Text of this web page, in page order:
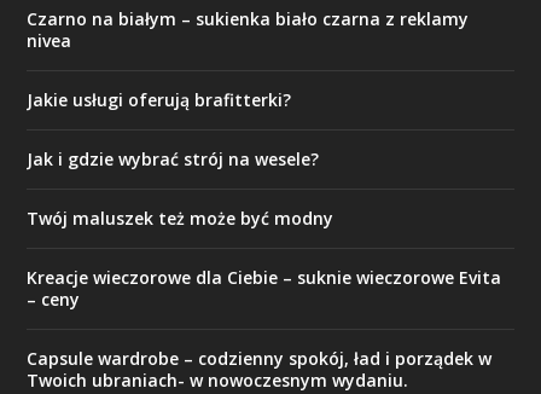
Czarno na białym – sukienka biało czarna z reklamy
nivea
Jakie usługi oferują brafitterki?
Jak i gdzie wybrać strój na wesele?
Twój maluszek też może być modny
Kreacje wieczorowe dla Ciebie – suknie wieczorowe Evita
– ceny
Capsule wardrobe – codzienny spokój, ład i porządek w
Twoich ubraniach- w nowoczesnym wydaniu.